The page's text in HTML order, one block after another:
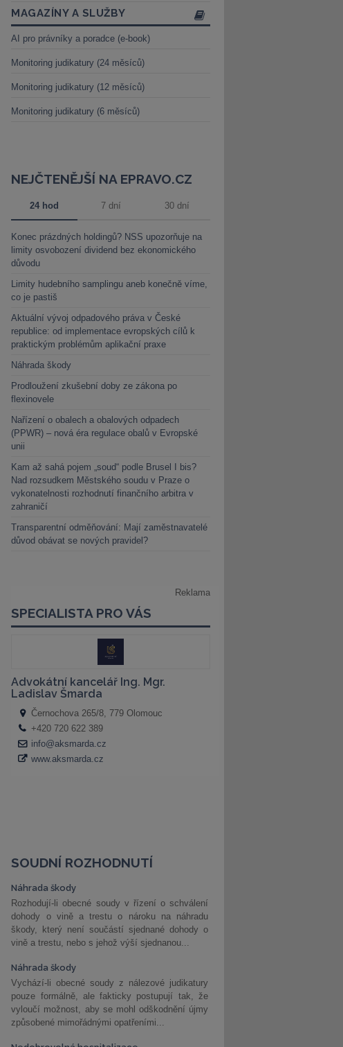
MAGAZÍNY A SLUŽBY
AI pro právníky a poradce (e-book)
Monitoring judikatury (24 měsíců)
Monitoring judikatury (12 měsíců)
Monitoring judikatury (6 měsíců)
NEJČTENĚJŠÍ NA EPRAVO.CZ
24 hod 7 dní 30 dní
Konec prázdných holdingů? NSS upozorňuje na
limity osvobození dividend bez ekonomického
důvodu
Limity hudebního samplingu aneb konečně víme,
co je pastiš
Aktuální vývoj odpadového práva v České
republice: od implementace evropských cílů k
praktickým problémům aplikační praxe
Náhrada škody
Prodloužení zkušební doby ze zákona po
flexinovele
Nařízení o obalech a obalových odpadech
(PPWR) – nová éra regulace obalů v Evropské
unii
Kam až sahá pojem „soud“ podle Brusel I bis?
Nad rozsudkem Městského soudu v Praze o
vykonatelnosti rozhodnutí finančního arbitra v
zahraničí
Transparentní odměňování: Mají zaměstnavatelé
důvod obávat se nových pravidel?
SOUDNÍ ROZHODNUTÍ
Náhrada škody
Rozhodují-li obecné soudy v řízení o schválení
dohody o vině a trestu o nároku na náhradu
škody, který není součástí sjednané dohody o
vině a trestu, nebo s jehož výší sjednanou...
Náhrada škody
Vychází-li obecné soudy z nálezové judikatury
pouze formálně, ale fakticky postupují tak, že
vyloučí možnost, aby se mohl odškodnění újmy
způsobené mimořádnými opatřeními...